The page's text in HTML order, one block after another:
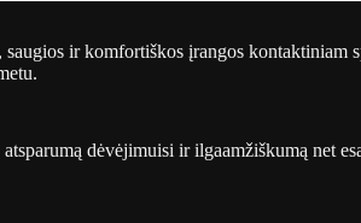
ir komfortiškos įrangos kontaktiniam
dėvėjimuisi ir ilgaamžiškumą net